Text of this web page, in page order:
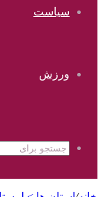
سیاست
ورزش